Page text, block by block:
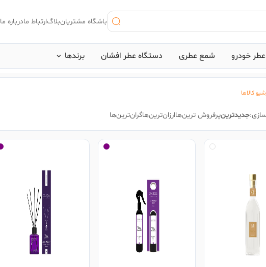
باشگاه مشتریانبلاگارتباط مادرباره ما
عطر خودرو شمع عطری دستگاه عطر افشان برند‌ها
بیک #اینوکتوس پاکورابان #بلک افغان
کالاها
جدید‌ترینپرفروش ترین‌هاارزان‌ترین‌هاگران‌ترین‌ها